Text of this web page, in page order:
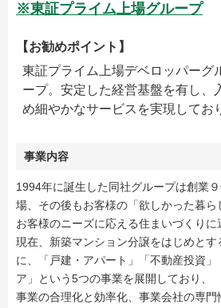
※東証プライム上場グループ
【お勧めポイント】
東証プライム上場デベロッパーグ
ープ。安定した経営基盤を有し、
め細やかなサービスを実現してお
事業内容
1994年に誕生した同社グループは創業
場、その後もお客様の「欲しかった暮ら
お客様のニーズに応える住まいづくりに
現在、新築マンション分譲をはじめと
に、「戸建・アパート」「不動産投資」
ア」という5つの事業を展開しており、
事業の合理化と効率化、事業会社の専